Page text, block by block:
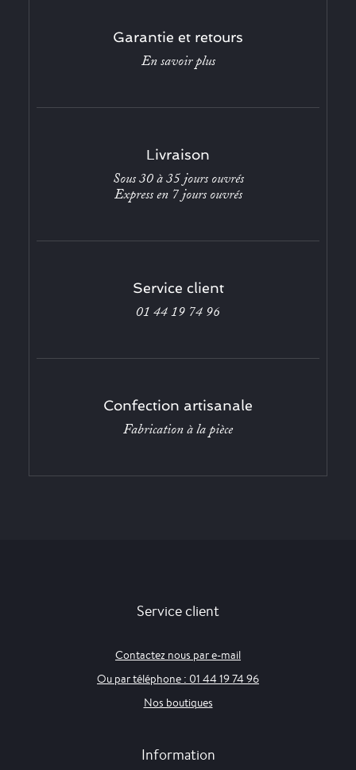
Garantie et retours
En savoir plus
Livraison
Sous 30 à 35 jours ouvrés
Express en 7 jours ouvrés
Service client
01 44 19 74 96
Confection artisanale
Fabrication à la pièce
Service client
Contactez nous par e-mail
Ou par téléphone : 01 44 19 74 96
Nos boutiques
Information